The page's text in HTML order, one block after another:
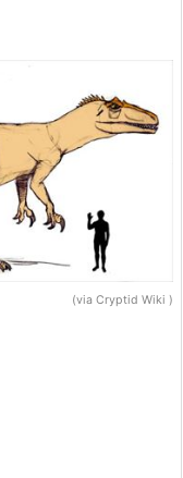
(via Cryptid Wiki )